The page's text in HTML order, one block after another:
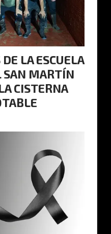
LA ESCUELA
SAN MARTÍN
CISTERNA